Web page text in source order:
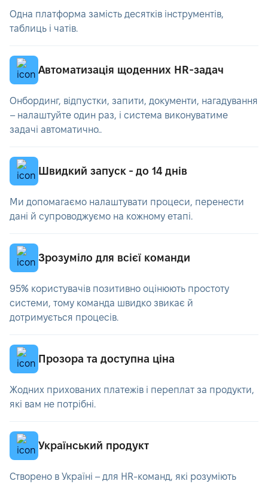
Одна платформа замість десятків інструментів,
таблиць і чатів.
Автоматизація щоденних HR-задач
Онбординг, відпустки, запити, документи, нагадування
– налаштуйте один раз, і система виконуватиме
задачі автоматично..
Швидкий запуск - до 14 днів
Ми допомагаємо налаштувати процеси, перенести
дані й супроводжуємо на кожному етапі.
Зрозуміло для всієї команди
95% користувачів позитивно оцінюють простоту
системи, тому команда швидко звикає й
дотримується процесів.
Прозора та доступна ціна
Жодних прихованих платежів і переплат за продукти,
які вам не потрібні.
Український продукт
Створено в Україні – для HR-команд, які розуміють